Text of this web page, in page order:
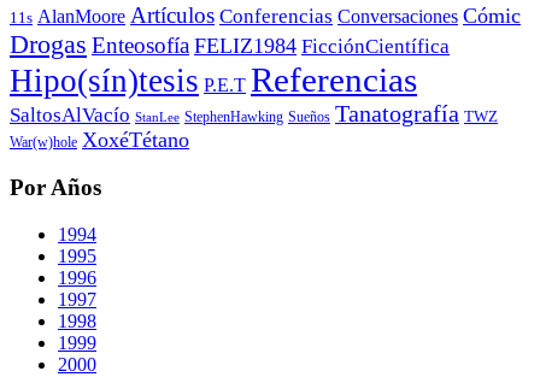
11s AlanMoore Artículos Conferencias Conversaciones Cómic
Drogas Enteosofía FELIZ1984 FicciónCientífica
Hipo(sín)tesis P.E.T Referencias
SaltosAlVacío StanLee StephenHawking Sueños Tanatografía TWZ
War(w)hole XoxéTétano
Por Años
1994
1995
1996
1997
1998
1999
2000